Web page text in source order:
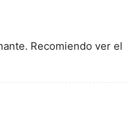
Recomiendo ver el